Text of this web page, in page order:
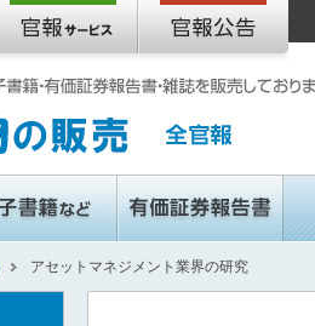
アセットマネジメント業界の研究